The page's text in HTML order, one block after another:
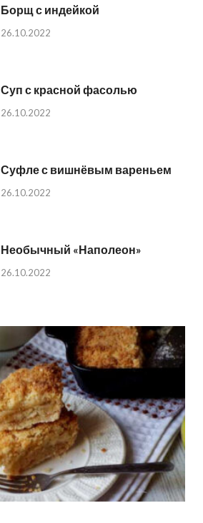
Борщ с индейкой
26.10.2022
Суп с красной фасолью
26.10.2022
Суфле с вишнёвым вареньем
26.10.2022
Необычный «Наполеон»
26.10.2022